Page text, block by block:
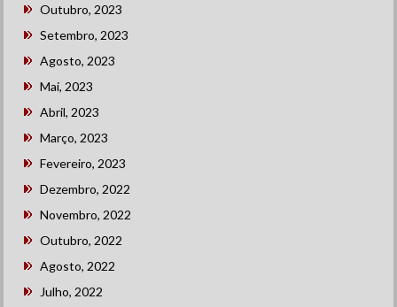
Outubro, 2023
Setembro, 2023
Agosto, 2023
Mai, 2023
Abril, 2023
Março, 2023
Fevereiro, 2023
Dezembro, 2022
Novembro, 2022
Outubro, 2022
Agosto, 2022
Julho, 2022